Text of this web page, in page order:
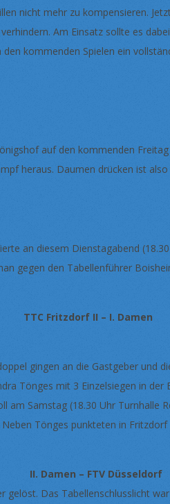
nicht mehr zu kompensieren.
Am Einsatz sollte es
kommenden Spielen ein
auf den kommenden
heraus. Daumen
an diesem Dienstagabend
gegen den Tabellenführer
Fritzdorf II – I.
gingen an die Gastgeber und
Tönges mit 3 Einzelsiegen in
am Samstag (18.30 Uhr Turnhalle
Tönges punkteten in Fritzdorf
II. Damen – FTV
gelöst. Das Tabellenschlusslicht